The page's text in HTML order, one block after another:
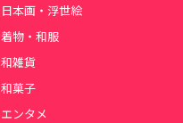
日本画・浮世絵
着物・和服
和雑貨
和菓子
エンタメ